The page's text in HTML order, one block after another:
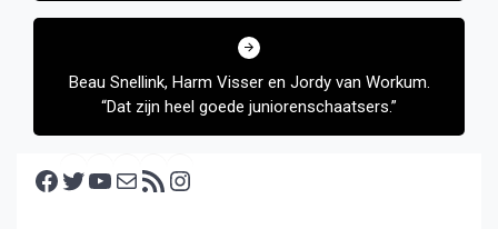
Beau Snellink, Harm Visser en Jordy van Workum.
“Dat zijn heel goede juniorenschaatsers.”
Facebook Twitter YouTube E-mail RSS feed